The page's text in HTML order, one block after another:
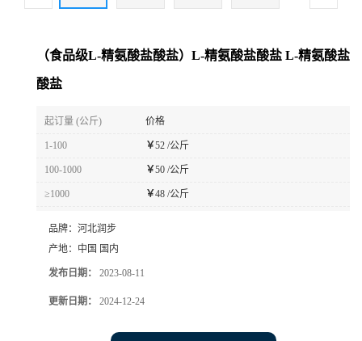
（食品级L-精氨酸盐酸盐）L-精氨酸盐酸盐 L-精氨酸盐
酸盐
起订量 (公斤) 价格
1-100 ￥52 /公斤
100-1000 ￥50 /公斤
≥1000 ￥48 /公斤
品牌： 河北润步
产地： 中国 国内
发布日期： 2023-08-11
更新日期： 2024-12-24